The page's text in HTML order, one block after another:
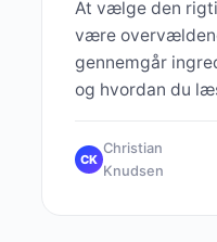
At vælge den
være
gennemgår
og hvordan du
CK
Christian
Knudsen